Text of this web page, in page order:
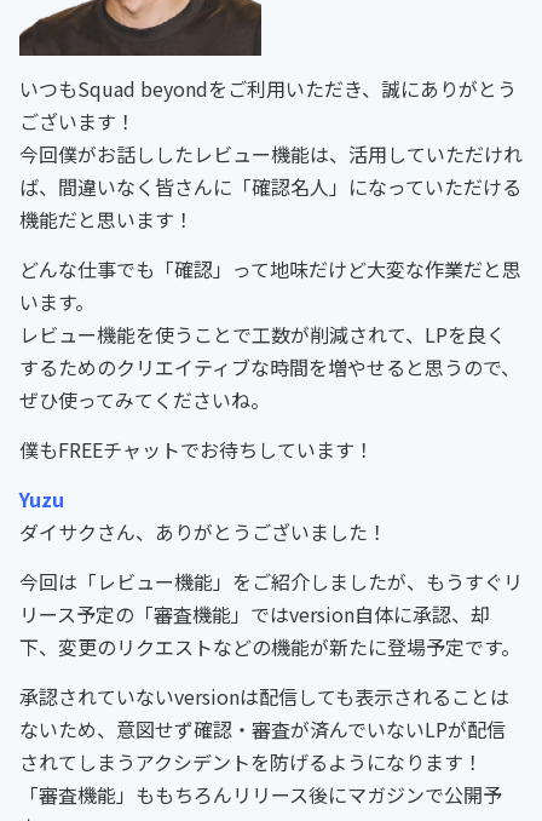
いつもSquad beyondをご利用いただき、誠にありがとう
ございます！
今回僕がお話ししたレビュー機能は、活用していただけれ
ば、間違いなく皆さんに「確認名人」になっていただける
機能だと思います！
どんな仕事でも「確認」って地味だけど大変な作業だと思
います。
レビュー機能を使うことで工数が削減されて、LPを良く
するためのクリエイティブな時間を増やせると思うので、
ぜひ使ってみてくださいね。
僕もFREEチャットでお待ちしています！
Yuzu
ダイサクさん、ありがとうございました！
今回は「レビュー機能」をご紹介しましたが、もうすぐリ
リース予定の「審査機能」ではversion自体に承認、却
下、変更のリクエストなどの機能が新たに登場予定です。
承認されていないversionは配信しても表示されることは
ないため、意図せず確認・審査が済んでいないLPが配信
されてしまうアクシデントを防げるようになります！
「審査機能」ももちろんリリース後にマガジンで公開予